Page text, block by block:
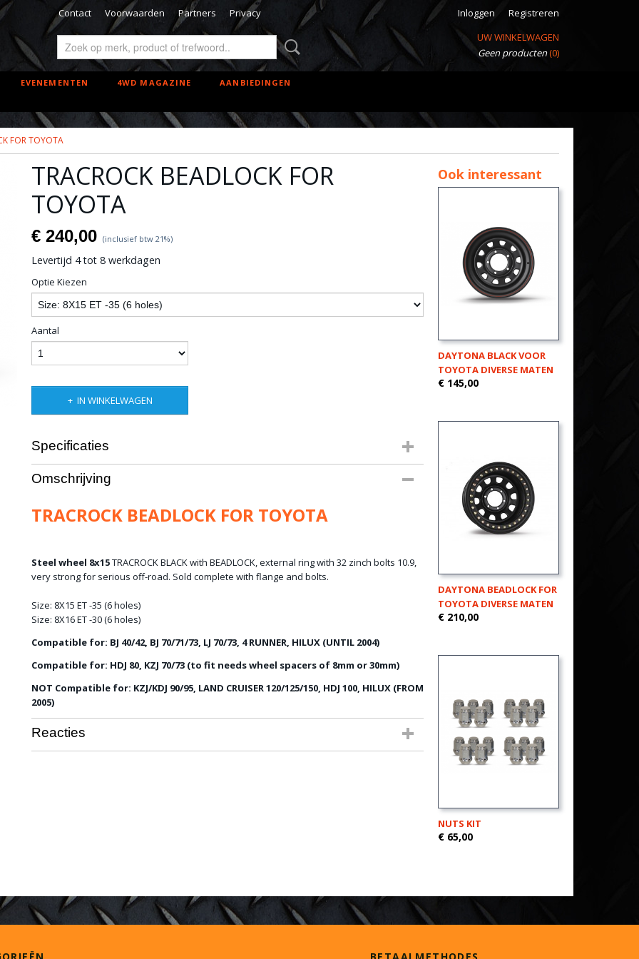
Contact Voorwaarden Partners Privacy Inloggen
Registreren
UW WINKELWAGEN
Geen producten(0)
EVENEMENTEN 4WD MAGAZINE AANBIEDINGEN
FOR TOYOTA
TRACROCK BEADLOCK FOR
TOYOTA
€ 240,00 (inclusief btw 21%)
Levertijd 4 tot 8 werkdagen
Optie Kiezen
Aantal
IN WINKELWAGEN
Specificaties
Bruto gewicht
Omschrijving
TRACROCK BEADLOCK FOR TOYOTA
Steel wheel 8x15TRACROCK BLACK with BEADLOCK, external ring with 32 zinch bolts 10.9,
very strong for serious off-road. Sold complete with flange and bolts.
Size: 8X15 ET -35 (6 holes)
Size: 8X16 ET -30 (6 holes)
Compatible for: BJ 40/42, BJ 70/71/73, LJ 70/73, 4 RUNNER, HILUX (UNTIL 2004)
Compatible for: HDJ 80, KZJ 70/73 (to fit needs wheel spacers of 8mm or 30mm)
NOT Compatible for: KZJ/KDJ 90/95, LAND CRUISER 120/125/150, HDJ 100, HILUX (FROM
2005)
Reacties
Ook interessant
DAYTONA BLACK VOOR
TOYOTA DIVERSE MATEN
€ 145,00
DAYTONA BEADLOCK FOR
TOYOTA DIVERSE MATEN
€ 210,00
NUTS KIT
€ 65,00